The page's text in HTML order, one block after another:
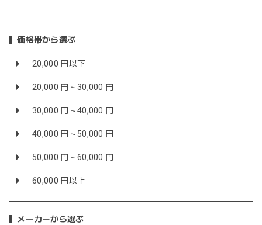
価格帯から選ぶ
20,000 円以下
20,000 円～30,000 円
30,000 円～40,000 円
40,000 円～50,000 円
50,000 円～60,000 円
60,000 円以上
メーカーから選ぶ